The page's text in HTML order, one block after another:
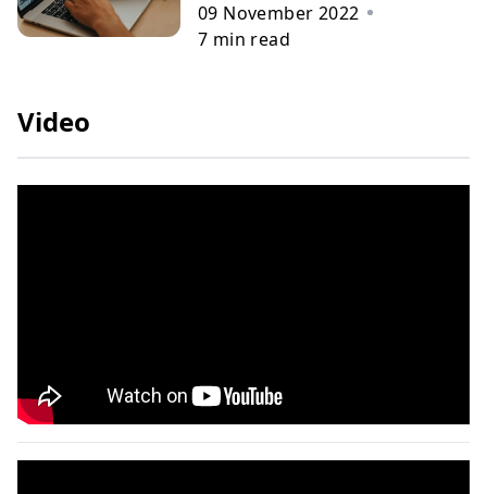
09 November 2022
7 min read
Video